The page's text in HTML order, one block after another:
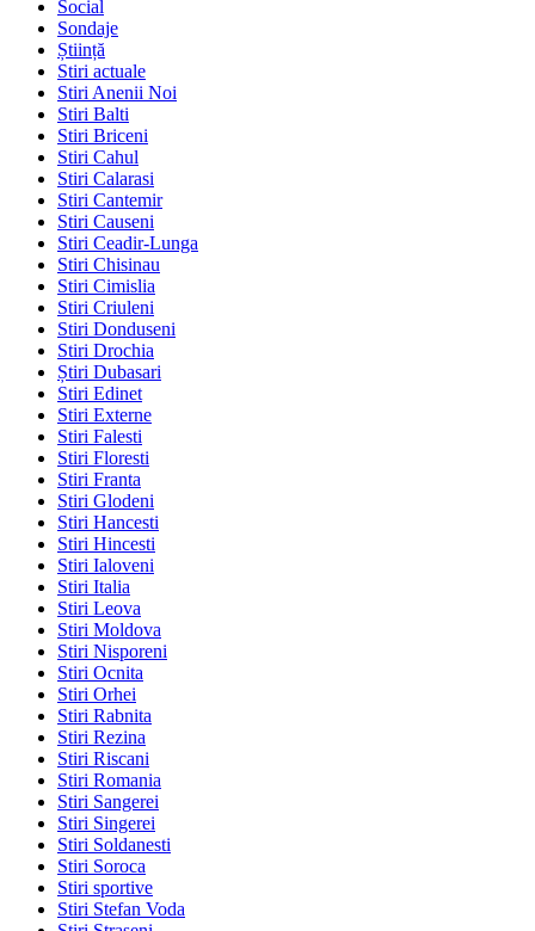
Social
Sondaje
Știință
Stiri actuale
Stiri Anenii Noi
Stiri Balti
Stiri Briceni
Stiri Cahul
Stiri Calarasi
Stiri Cantemir
Stiri Causeni
Stiri Ceadir-Lunga
Stiri Chisinau
Stiri Cimislia
Stiri Criuleni
Stiri Donduseni
Stiri Drochia
Știri Dubasari
Stiri Edinet
Stiri Externe
Stiri Falesti
Stiri Floresti
Stiri Franta
Stiri Glodeni
Stiri Hancesti
Stiri Hincesti
Stiri Ialoveni
Stiri Italia
Stiri Leova
Stiri Moldova
Stiri Nisporeni
Stiri Ocnita
Stiri Orhei
Stiri Rabnita
Stiri Rezina
Stiri Riscani
Stiri Romania
Stiri Sangerei
Stiri Singerei
Stiri Soldanesti
Stiri Soroca
Stiri sportive
Stiri Stefan Voda